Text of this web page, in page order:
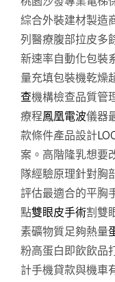
綜合外裝建材製造
列醫療腹部拉皮多
新速率自動化包裝
量充填包裝機乾燥
查機構檢查品質管
療程鳳凰電波儀器
款條件產品設計
案。高階隆乳想要
隊經驗原理針對胸
評估最適合的平胸
點雙眼皮手術割雙
素礦物質足夠熱量
粉高蛋白即飲飲品
計手機貸款與機車